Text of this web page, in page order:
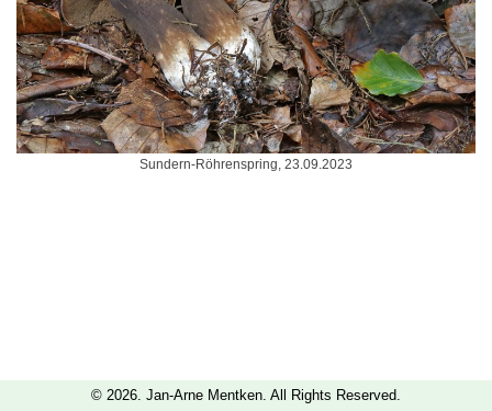
Sundern-Röhrenspring, 23.09.2023
© 2026. Jan-Arne Mentken. All Rights Reserved.